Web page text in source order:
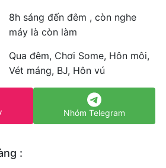
8h sáng đến đêm , còn nghe
máy là còn làm
Qua đêm, Chơi Some, Hôn môi,
Vét máng, BJ, Hôn vú
Nhóm Telegram
: